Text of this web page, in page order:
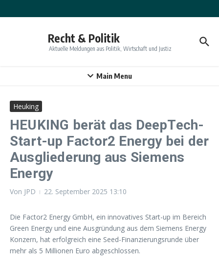
Recht & Politik
Aktuelle Meldungen aus Politik, Wirtschaft und Justiz
Main Menu
Heuking
HEUKING berät das DeepTech-
Start-up Factor2 Energy bei der
Ausgliederung aus Siemens
Energy
Von JPD 22. September 2025 13:10
Die Factor2 Energy GmbH, ein innovatives Start-up im Bereich
Green Energy und eine Ausgründung aus dem Siemens Energy
Konzern, hat erfolgreich eine Seed-Finanzierungsrunde über
mehr als 5 Millionen Euro abgeschlossen.